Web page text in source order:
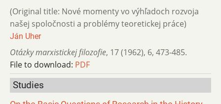
(Original title: Nové momenty vo výhľadoch rozvoja
našej spoločnosti a problémy teoretickej práce)
Ján Uher
Otázky marxistickej filozofie, 17 (1962), 6, 473-485.
File to download: PDF
Studies